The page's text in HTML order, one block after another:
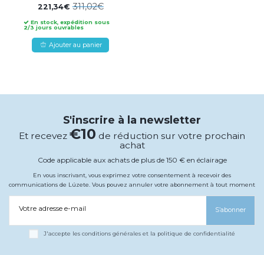
221,34€311,02€
En stock, expédition sous
2/3 jours ouvrables
Ajouter au panier
S'inscrire à la newsletter
Et recevez €10 de réduction sur votre prochain
achat
Code applicable aux achats de plus de 150 € en éclairage
En vous inscrivant, vous exprimez votre consentement à recevoir des
communications de Lúzete. Vous pouvez annuler votre abonnement à tout moment
Votre adresse e-mail S’abonner
J'accepte les conditions générales et la politique de confidentialité